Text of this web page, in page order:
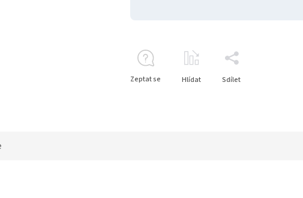
Zeptat se Hlídat Sdílet